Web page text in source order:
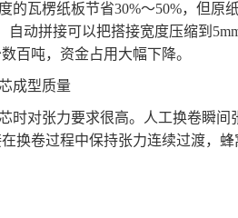
的瓦楞纸板节省30%～50%，但原
自动拼接可以把搭接宽度压缩到
百吨，资金占用大幅下降。
成型质量
时对张力要求很高。人工换卷瞬
换卷过程中保持张力连续过渡，